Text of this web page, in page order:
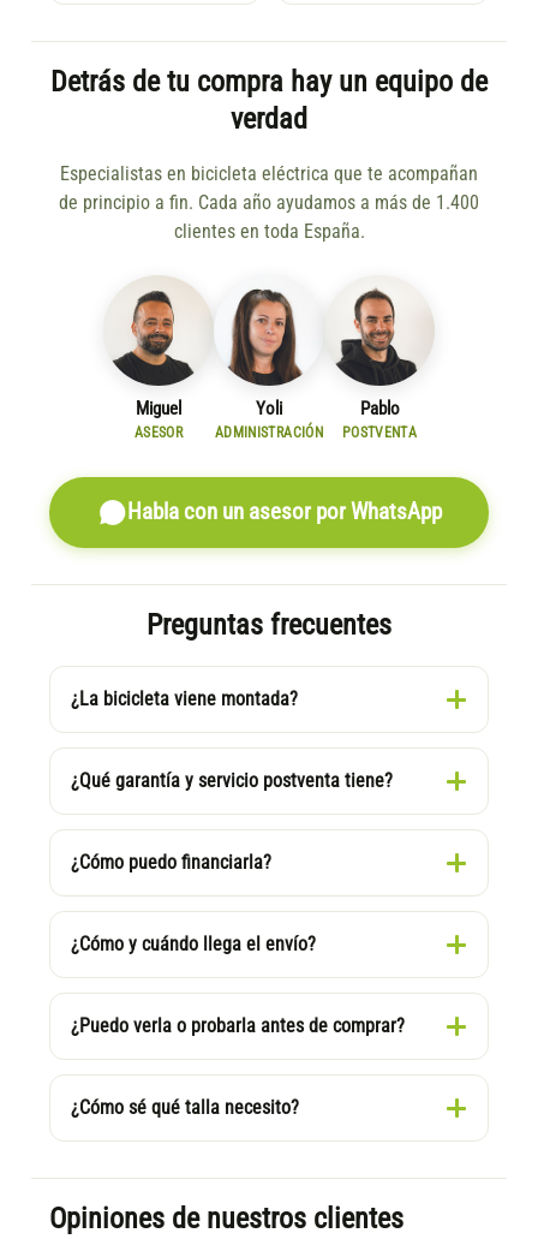
Detrás de tu compra hay un equipo de
verdad
Especialistas en bicicleta eléctrica que te acompañan
de principio a fin. Cada año ayudamos a más de 1.400
clientes en toda España.
Miguel
ASESOR
Yoli
ADMINISTRACIÓN
Pablo
POSTVENTA
Habla con un asesor por WhatsApp
Preguntas frecuentes
¿La bicicleta viene montada?
¿Qué garantía y servicio postventa tiene?
¿Cómo puedo financiarla?
¿Cómo y cuándo llega el envío?
¿Puedo verla o probarla antes de comprar?
¿Cómo sé qué talla necesito?
Opiniones de nuestros clientes